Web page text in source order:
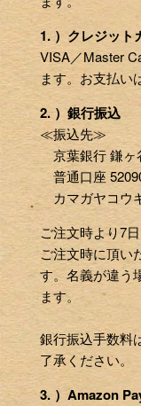
1. ）クレジット
VISA／Master
ます。お支払い
2. ）銀行振込
≪振込先≫
京葉銀行 鎌ヶ
普通口座
カマガヤコウ
ご注文時より7
ご注文時に頂い
す。名義が違う
ます。
銀行振込手数料
了承ください。
3. ）Amazon